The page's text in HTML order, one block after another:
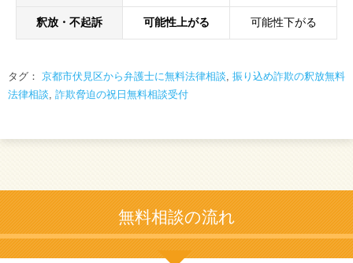
釈放・不起訴 可能性上がる 可能性下がる
タグ： 京都市伏見区から弁護士に無料法律相談, 振り込め詐欺の釈放無料
法律相談, 詐欺脅迫の祝日無料相談受付
無料相談の流れ